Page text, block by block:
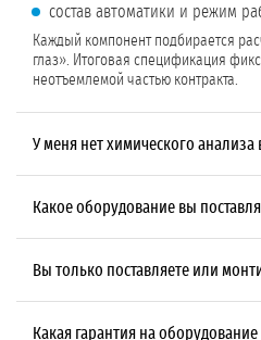
состав автоматики и режим
Каждый компонент подбирается
глаз». Итоговая спецификация
неотъемлемой частью контракта.
У меня нет химического анализа
Мы организуем отбор проб и
выезжает специалист либо мы
самостоятельного отбора
пробы доставляются в
химического анализа (до 54
по готовности протокола
результаты и подбирают
Какое оборудование вы
Мы поставляем оборудование
Клапаны управления:Runxin,
Мембраны для обратного
Hydranautics;
Вы только поставляете или
Мы работаем по единомудоговору
Какая гарантия на